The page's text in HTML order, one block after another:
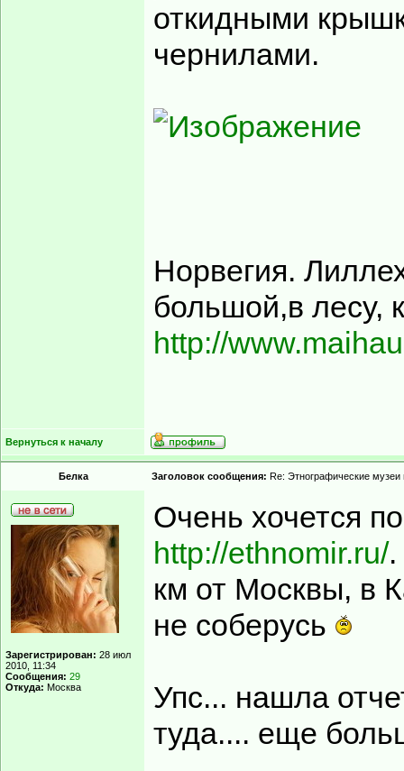
откидными
чернилами.
Норвегия.
большой,в лесу,
http://
Вернуться к началу
Белка Заголовок сообщения: Re: Этнографические
Зарегистрирован: 28 июл
2010, 11:34
Сообщения: 29
Откуда: Москва
Очень хочется
http://ethnomir.ru/.
км от Москвы, в
не соберусь
Упс... нашла
туда.... еще